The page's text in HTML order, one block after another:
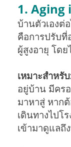
1. Aging
บ้านตัวเองต่
คือการปรับที่
ผู้สูงอายุ โด
เหมาะสำหรั
อยู่บ้าน มีคร
มาหาสู่ หาก
เดินทางไปโ
เข้ามาดูแลถึ